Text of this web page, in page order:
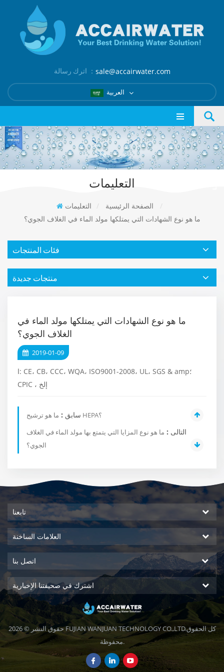
اترك رسالة ： sale@accairwater.com
التعليمات
الصفحة الرئيسية / التعليمات
/
ما هو نوع الشهادات التي يمتلكها مولد الماء في الغلاف الجوي؟
فئات المنتجات
منتجات جديدة
ما هو نوع الشهادات التي يمتلكها مولد الماء في
الغلاف الجوي؟
2019-01-09
ا: CE، CB، CCC، WQA، ISO9001-2008، UL، SGS & amp؛
CPIC ، إلخ
سابق : ما هو ترشيح HEPA؟
التالى : ما هو نوع المزايا التي يتمتع بها مولد الماء في الغلاف
الجوي؟
تابعنا
العلامات الساخنة
اتصل بنا
اشترك في صحيفتنا الإخبارية
حقوق النشر © 2026 FUJIAN WANJUAN TECHNOLOGY CO.,LTD.كل الحقوق
محفوظة.